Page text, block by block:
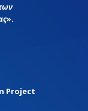
».
Project